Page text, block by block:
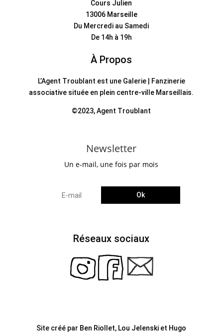
Cours Julien
13006 Marseille
Du Mercredi au Samedi
De 14h à 19h
À Propos
L’Agent Troublant est une Galerie | Fanzinerie
associative située en plein centre-ville Marseillais.
©2023, Agent Troublant
Newsletter
Un e-mail, une fois par mois
Ok
Réseaux sociaux
Site créé par Ben Riollet, Lou Jelenski et Hugo